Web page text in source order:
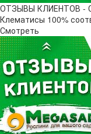
ОТЗЫВЫ КЛИЕНТОВ -
Клематисы 100%
Смотреть